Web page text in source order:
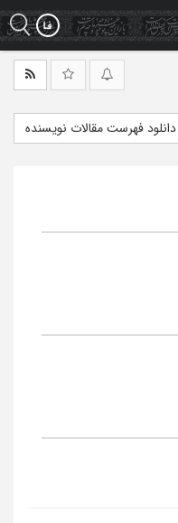
دانلود فهرست مقالات نویسنده